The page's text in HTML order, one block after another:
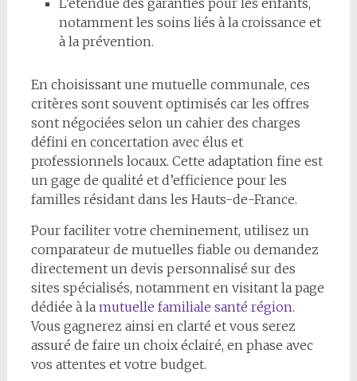
L’étendue des garanties pour les enfants,
notamment les soins liés à la croissance et
à la prévention.
En choisissant une mutuelle communale, ces
critères sont souvent optimisés car les offres
sont négociées selon un cahier des charges
défini en concertation avec élus et
professionnels locaux. Cette adaptation fine est
un gage de qualité et d’efficience pour les
familles résidant dans les Hauts-de-France.
Pour faciliter votre cheminement, utilisez un
comparateur de mutuelles fiable ou demandez
directement un devis personnalisé sur des
sites spécialisés, notamment en visitant la page
dédiée à la mutuelle familiale santé région.
Vous gagnerez ainsi en clarté et vous serez
assuré de faire un choix éclairé, en phase avec
vos attentes et votre budget.